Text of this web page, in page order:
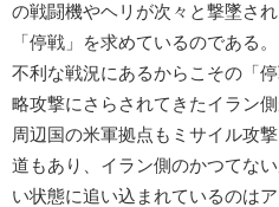
の戦闘機やヘリが次々と撃墜さ
「停戦」を求めているのである
不利な戦況にあるからこその「
略攻撃にさらされてきたイラン
周辺国の米軍拠点もミサイル攻
道もあり、イラン側のかつてな
い状態に追い込まれているのはア